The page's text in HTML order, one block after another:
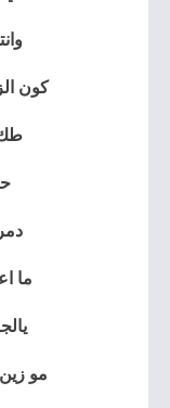
كون
طك
ما
مو